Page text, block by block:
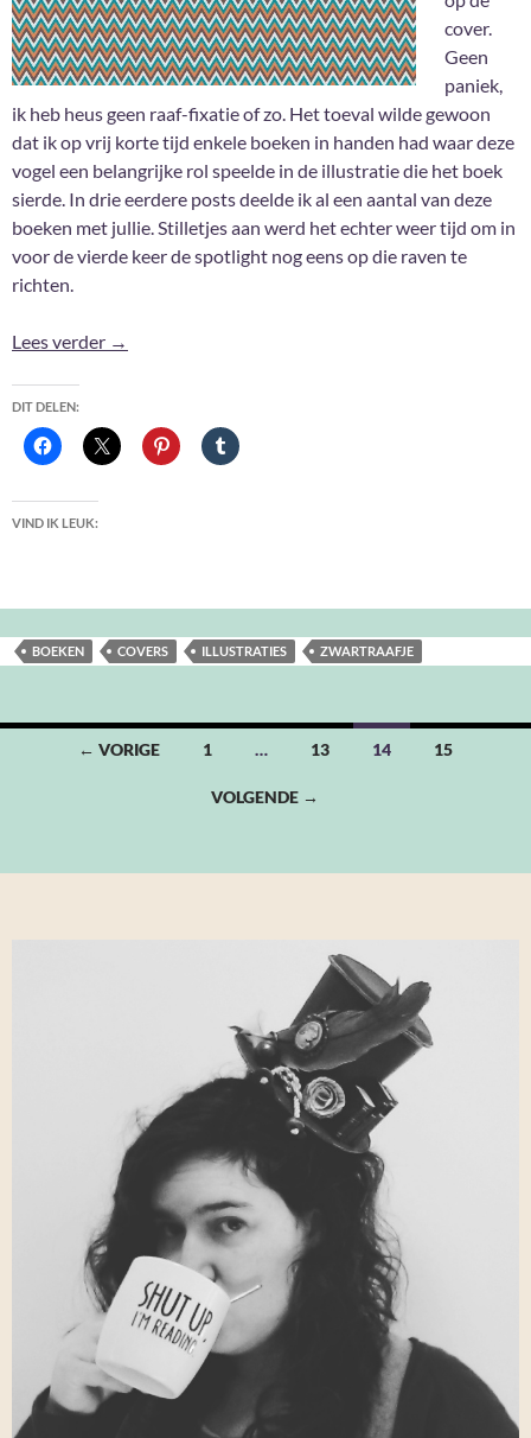
cover.
Geen
paniek,
ik heb heus geen raaf-fixatie of zo. Het toeval wilde gewoon
dat ik op vrij korte tijd enkele boeken in handen had waar deze
vogel een belangrijke rol speelde in de illustratie die het boek
sierde. In drie eerdere posts deelde ik al een aantal van deze
boeken met jullie. Stilletjes aan werd het echter weer tijd om in
voor de vierde keer de spotlight nog eens op die raven te
richten.
Lees verder Raaf in de spotlight #4
→
DIT DELEN:
VIND IK LEUK:
BOEKEN COVERS ILLUSTRATIES ZWARTRAAFJE
Berichten
← VORIGE 1 … 13 14 15
VOLGENDE →